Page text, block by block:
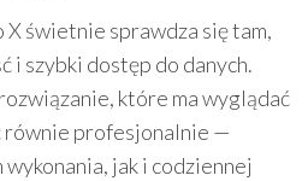
świetnie sprawdza się tam,
i szybki dostęp do danych.
które ma wyglądać
równie profesjonalnie —
jak i codziennej